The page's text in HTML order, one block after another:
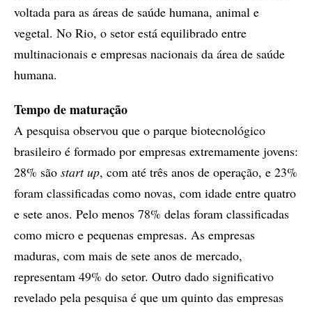
voltada para as áreas de saúde humana, animal e
vegetal. No Rio, o setor está equilibrado entre
multinacionais e empresas nacionais da área de saúde
humana.
Tempo de maturação
A pesquisa observou que o parque biotecnológico
brasileiro é formado por empresas extremamente jovens:
28% são start up, com até três anos de operação, e 23%
foram classificadas como novas, com idade entre quatro
e sete anos. Pelo menos 78% delas foram classificadas
como micro e pequenas empresas. As empresas
maduras, com mais de sete anos de mercado,
representam 49% do setor. Outro dado significativo
revelado pela pesquisa é que um quinto das empresas